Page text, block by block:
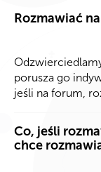
Rozmawiać
porusza go
jeśli na forum,
Co, jeśli
chce